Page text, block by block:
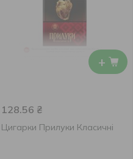
+
128.56 ₴
Цигарки Прилуки Класичні